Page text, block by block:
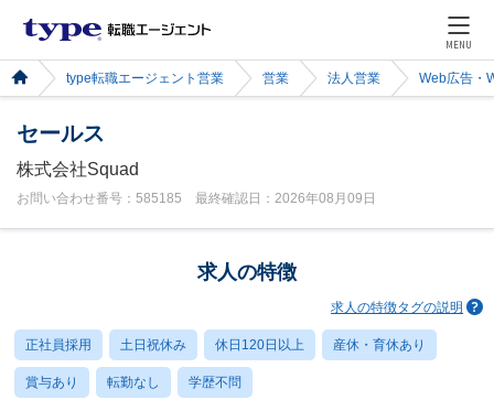
MENU
type転職エージェント営業 営業 法人営業 Web広告・
セールス
株式会社Squad
お問い合わせ番号：585185 最終確認日：2026年08月09日
求人の特徴
求人の特徴タグの説明
正社員採用 土日祝休み 休日120日以上 産休・育休あり
賞与あり 転勤なし 学歴不問